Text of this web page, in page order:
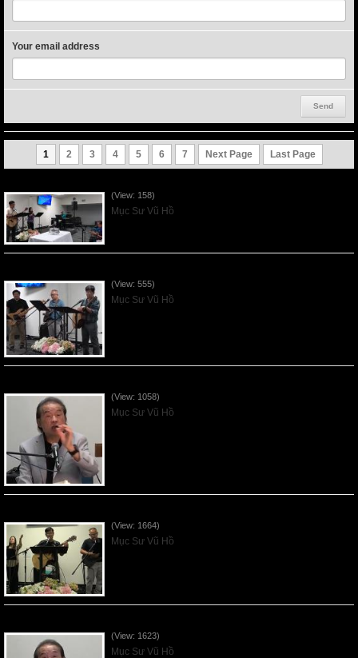
Your email address
1 2 3 4 5 6 7 Next Page Last Page
(View: 158)
Mục Sư Vũ Hồ
(View: 555)
Mục Sư Vũ Hồ
(View: 1058)
Mục Sư Vũ Hồ
(View: 1664)
Mục Sư Vũ Hồ
(View: 1623)
Mục Sư Vũ Hồ